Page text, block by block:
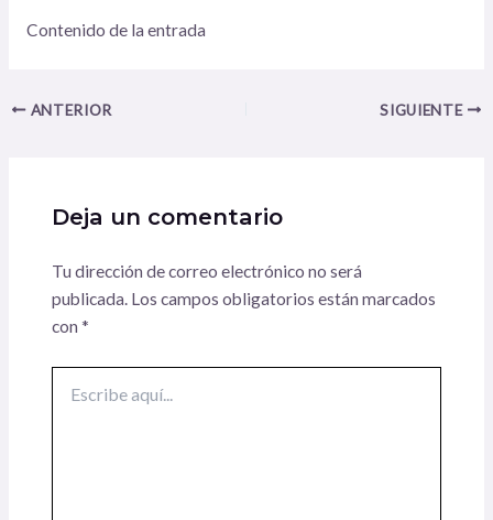
Contenido de la entrada
ANTERIOR SIGUIENTE
Deja un comentario
Tu dirección de correo electrónico no será
publicada. Los campos obligatorios están marcados
con *
aquí...